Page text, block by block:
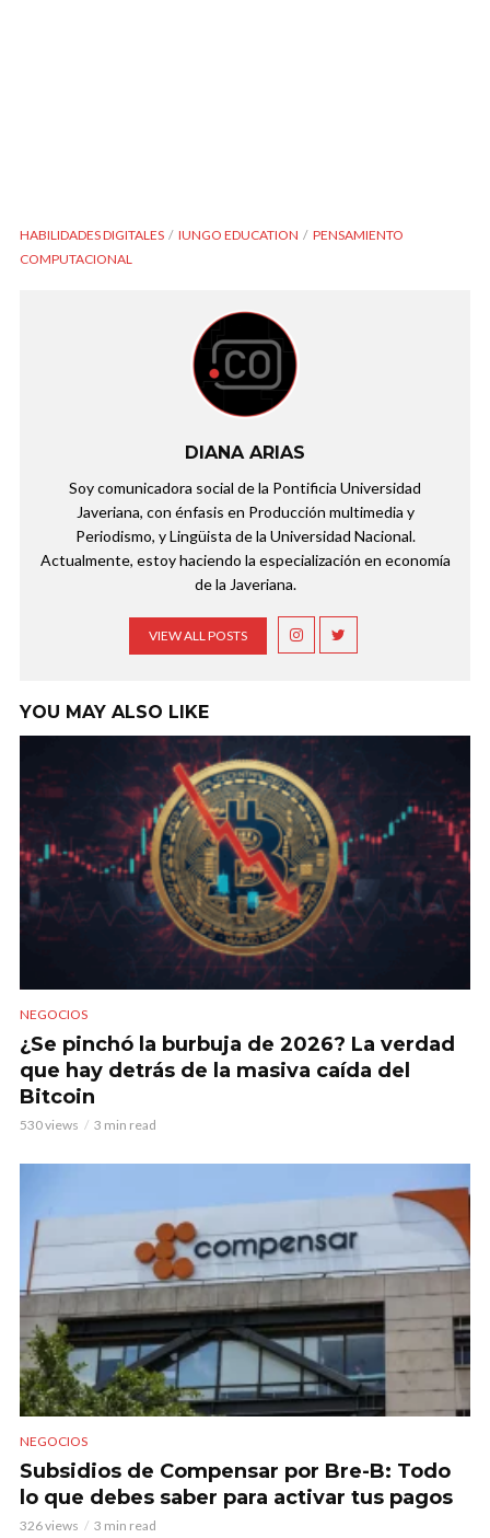
HABILIDADES DIGITALES IUNGO EDUCATION
PENSAMIENTO
COMPUTACIONAL
DIANA ARIAS
Soy comunicadora social de la Pontificia Universidad
Javeriana, con énfasis en Producción multimedia y
Periodismo, y Lingüista de la Universidad Nacional.
Actualmente, estoy haciendo la especialización en economía
de la Javeriana.
VIEW ALL POSTS
YOU MAY ALSO LIKE
NEGOCIOS
¿Se pinchó la burbuja de 2026? La verdad
que hay detrás de la masiva caída del
Bitcoin
530 views 3 min read
NEGOCIOS
Subsidios de Compensar por Bre-B: Todo
lo que debes saber para activar tus pagos
326 views 3 min read